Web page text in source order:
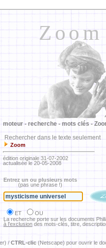
Zoom
moteur - recherche - mots clés -
Rechercher dans le texte seulement
Zoom
édition originale 31-07-2002
actualisée le 20-05-2008
Entrez un ou plusieurs mots
(pas une phrase !)
ET
OU
La recherche porte sur les documents
à l'exclusion des mots-clés, titre,
/ CTRL-clic (Netscape) pour ouvrir le